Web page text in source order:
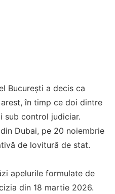
București a decis ca
în timp ce doi dintre
sub control judiciar.
Dubai, pe 20 noiembrie
de lovitură de stat.
apelurile formulate de
din 18 martie 2026.